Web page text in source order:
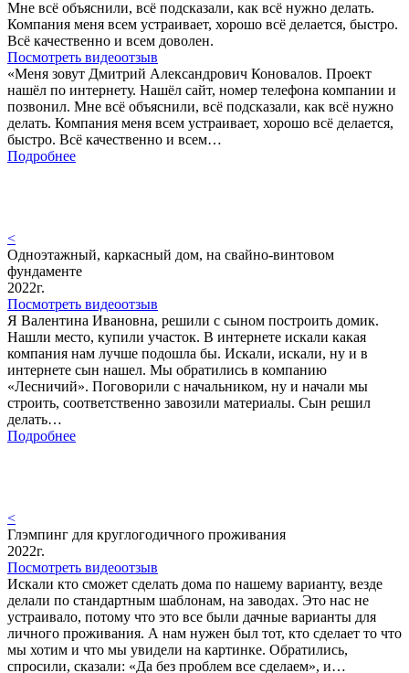
Мне всё объяснили, всё подсказали, как всё нужно делать.
Компания меня всем устраивает, хорошо всё делается, быстро.
Всё качественно и всем доволен.
Посмотреть видеоотзыв
«Меня зовут Дмитрий Александрович Коновалов. Проект
нашёл по интернету. Нашёл сайт, номер телефона компании и
позвонил. Мне всё объяснили, всё подсказали, как всё нужно
делать. Компания меня всем устраивает, хорошо всё делается,
быстро. Всё качественно и всем…
Подробнее
<
Одноэтажный, каркасный дом, на свайно-винтовом
фундаменте
2022г.
Посмотреть видеоотзыв
Я Валентина Ивановна, решили с сыном построить домик.
Нашли место, купили участок. В интернете искали какая
компания нам лучше подошла бы. Искали, искали, ну и в
интернете сын нашел. Мы обратились в компанию
«Лесничий». Поговорили с начальником, ну и начали мы
строить, соответственно завозили материалы. Сын решил
делать…
Подробнее
<
Глэмпинг для круглогодичного проживания
2022г.
Посмотреть видеоотзыв
Искали кто сможет сделать дома по нашему варианту, везде
делали по стандартным шаблонам, на заводах. Это нас не
устраивало, потому что это все были дачные варианты для
личного проживания. А нам нужен был тот, кто сделает то что
мы хотим и что мы увидели на картинке. Обратились,
спросили, сказали: «Да без проблем все сделаем», и…